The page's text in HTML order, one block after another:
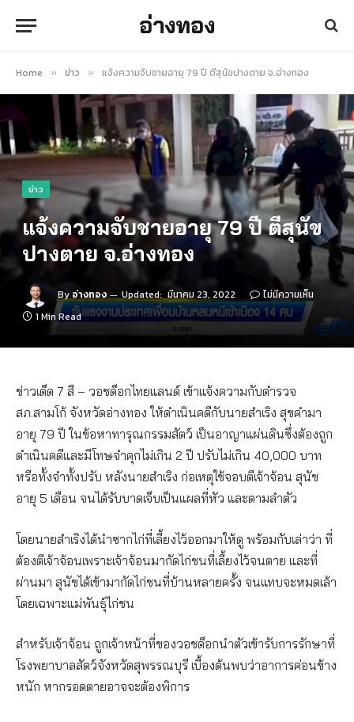
อ่างทอง
Home » ข่าว » แจ้งความจับชายอายุ 79 ปี ตีสุนัขปางตาย จ.อ่างทอง
ข่าว
แจ้งความจับชายอายุ 79 ปี ตีสุนัข
ปางตาย จ.อ่างทอง
By อ่างทอง Updated: มีนาคม 23, 2022
ไม่มีความเห็น
1 Min Read
ข่าวเด็ด 7 สี – วอชด็อกไทยแลนด์ เข้าแจ้งความกับตำรวจ
สภ.สามโก้ จังหวัดอ่างทอง ให้ดำเนินคดีกับนายสำเริง สุขคำมา
อายุ 79 ปี ในข้อหาทารุณกรรมสัตว์ เป็นอาญาแผ่นดินซึ่งต้องถูก
ดำเนินคดีและมีโทษจำคุกไม่เกิน 2 ปี ปรับไม่เกิน 40,000 บาท
หรือทั้งจำทั้งปรับ หลังนายสำเริง ก่อเหตุใช้จอบตีเจ้าจ้อน สุนัข
อายุ 5 เดือน จนได้รับบาดเจ็บเป็นแผลที่หัว และตามลำตัว
โดยนายสำเริงได้นำซากไก่ที่เลี้ยงไว้ออกมาให้ดู พร้อมกับเล่าว่า ที่
ต้องตีเจ้าจ้อนเพราะเจ้าจ้อนมากัดไก่ชนที่เลี้ยงไว้จนตาย และที่
ผ่านมา สุนัขได้เข้ามากัดไก่ชนที่บ้านหลายครั้ง จนแทบจะหมดเล้า
โดยเฉพาะแม่พันธุ์ไก่ชน
สำหรับเจ้าจ้อน ถูกเจ้าหน้าที่ของวอชด็อกนำตัวเข้ารับการรักษาที่
โรงพยาบาลสัตว์จังหวัดสุพรรณบุรี เบื้องต้นพบว่าอาการค่อนข้าง
หนัก หากรอดตายอาจจะต้องพิการ